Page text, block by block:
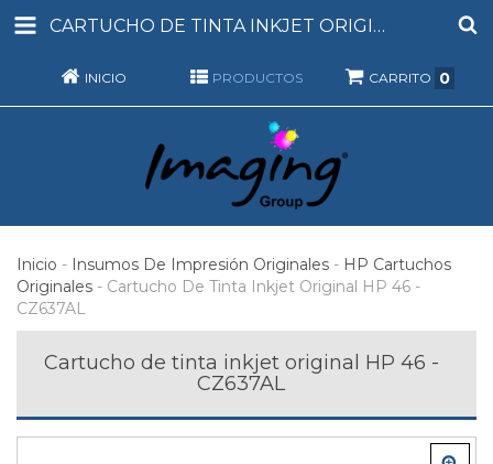
CARTUCHO DE TINTA INKJET ORIGINAL HP 46 - CZ637AL
INICIO PRODUCTOS CARRITO 0
Inicio - Insumos De Impresión Originales - HP Cartuchos
Originales - Cartucho De Tinta Inkjet Original HP 46 -
CZ637AL
Cartucho de tinta inkjet original HP 46 -
CZ637AL